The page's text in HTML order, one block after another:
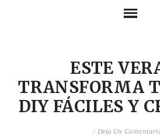
ESTE
TRANSFORMA
DIY FÁCILES Y
/ Deja Un